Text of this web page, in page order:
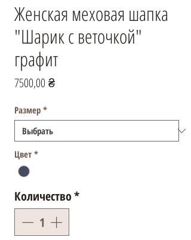
Женская меховая шапка
"Шарик с веточкой"
графит
7500,00 ₴Цена
Размер *
Цвет *
Количество*